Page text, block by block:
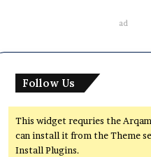
ad
Follow Us
This widget requries the
can install it from the Theme
Install Plugins.